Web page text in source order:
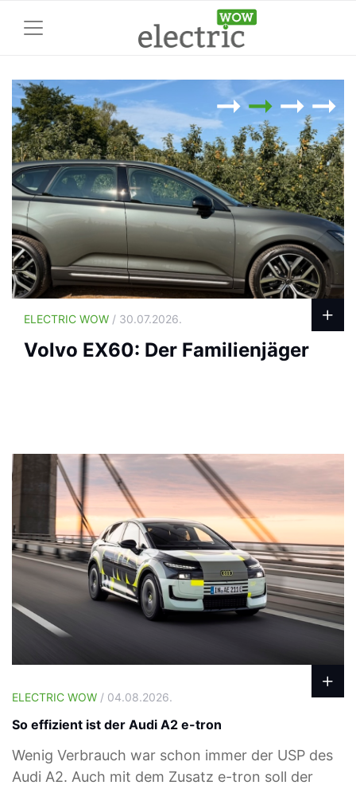
ELECTRIC WOW / 30.07.2026.
Volvo EX60: Der Familienjäger
ELECTRIC WOW / 04.08.2026.
So effizient ist der Audi A2 e-tron
Wenig Verbrauch war schon immer der USP des
Audi A2. Auch mit dem Zusatz e-tron soll der